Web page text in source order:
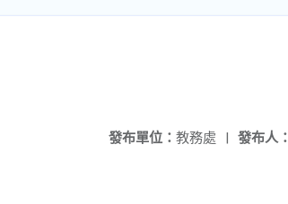
發布人：
發布單位： 教務處 |